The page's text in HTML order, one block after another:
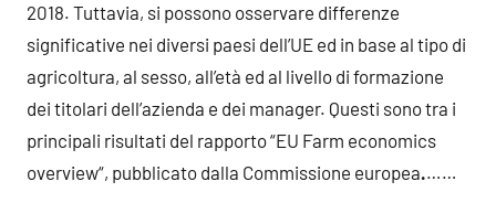
2018. Tuttavia, si possono osservare differenze
significative nei diversi paesi dell’UE ed in base al tipo di
agricoltura, al sesso, all’età ed al livello di formazione
dei titolari dell’azienda e dei manager. Questi sono tra i
principali risultati del rapporto “EU Farm economics
overview“, pubblicato dalla Commissione europea.……